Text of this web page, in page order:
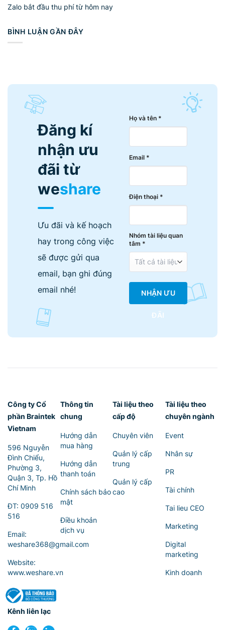
Zalo bắt đầu thu phí từ hôm nay
BÌNH LUẬN GẦN ĐÂY
Đăng kí
nhận ưu
đãi từ
weshare
Ưu đãi và kế hoạch
hay trong công việc
sẽ được gửi qua
email, bạn ghi đúng
email nhé!
Họ và tên *
Email *
Điện thoại *
Nhóm tài liệu quan
tâm *
NHẬN ƯU
ĐÃI
Công ty Cổ
phần Braintek
Vietnam
596 Nguyễn
Đình Chiểu,
Phường 3,
Quận 3, Tp. Hồ
Chí Minh
ĐT: 0909 516
516
Email:
weshare368@gmail.com
Website:
www.weshare.vn
Thông tin
chung
Hướng dẫn
mua hàng
Hướng dẫn
thanh toán
Chính sách bảo
mật
Điều khoản
dịch vụ
Tài liệu theo
cấp độ
Chuyên viên
Quản lý cấp
trung
Quản lý cấp
cao
Tài liệu theo
chuyên ngành
Event
Nhân sự
PR
Tài chính
Tai lieu CEO
Marketing
Digital
marketing
Kinh doanh
Kênh liên lạc